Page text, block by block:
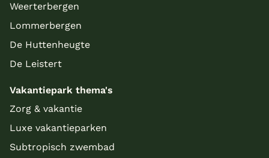
Weerterbergen
Lommerbergen
De Huttenheugte
De Leistert
Vakantiepark thema's
Zorg & vakantie
Luxe vakantieparken
Subtropisch zwembad